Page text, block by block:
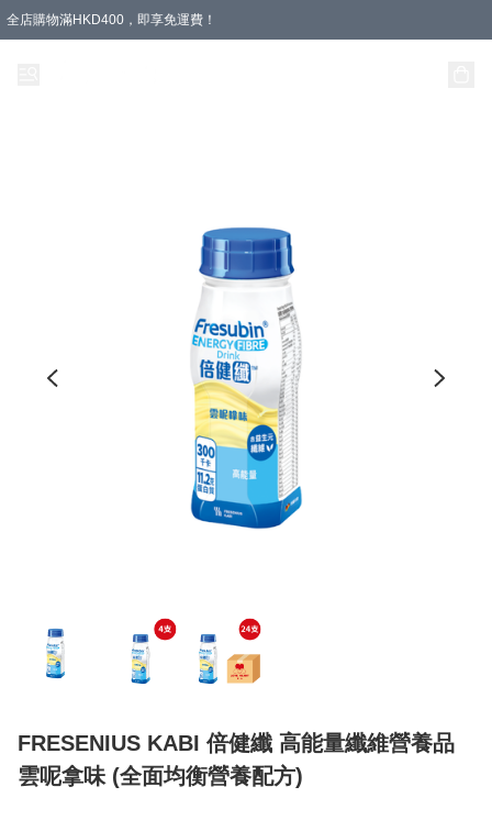
全店購物滿HKD400，即享免運費！
FRESENIUS KABI 倍健纖 高能量纖維營養品
雲呢拿味 (全面均衡營養配方)